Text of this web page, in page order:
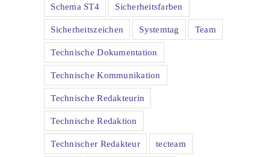
Schema ST4 Sicherheitsfarben
Sicherheitszeichen Systemtag Team
Technische Dokumentation
Technische Kommunikation
Technische Redakteurin
Technische Redaktion
Technischer Redakteur tecteam